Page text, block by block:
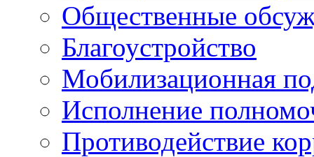
Общественные
Благоустройство
Мобилизационная
Исполнение
Противодействие